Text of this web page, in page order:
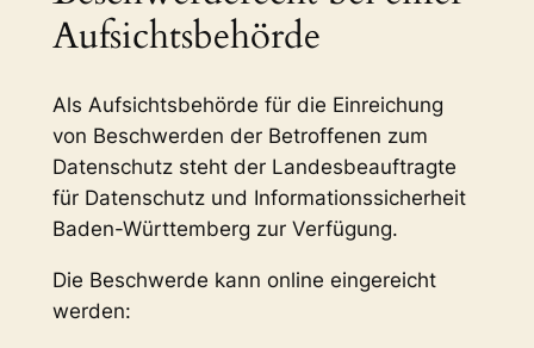
Aufsichtsbehörde
Als Aufsichtsbehörde für die Einreichung
von Beschwerden der Betroffenen zum
Datenschutz steht der Landesbeauftragte
für Datenschutz und Informationssicherheit
Baden-Württemberg zur Verfügung.
Die Beschwerde kann online eingereicht
werden: